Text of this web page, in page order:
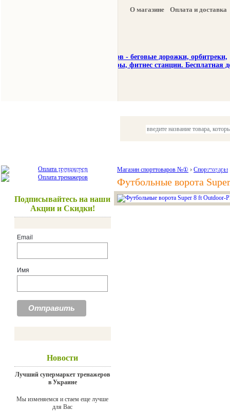
О магазине Оплата и доставка
Красота и здоровье Акции и
Подписывайтесь на наши
Акции и Скидки!
Email
Имя
Новости
Лучший супермаркет тренажеров
в Украине
Мы изменяемся и стаем еще лучше
для Вас
Магазин спорттоваров №① › Спорттовары
Футбольные ворота